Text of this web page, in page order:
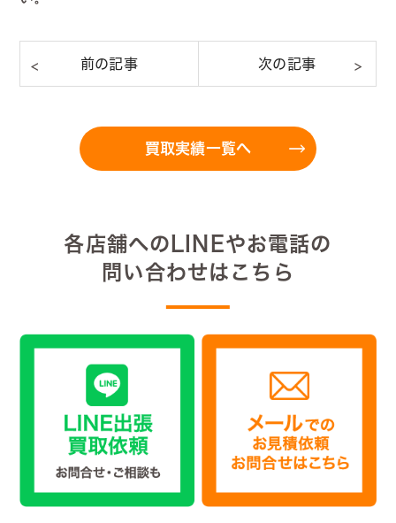
買取実績一覧へ
各店舗へのLINEやお電話の
問い合わせはこちら